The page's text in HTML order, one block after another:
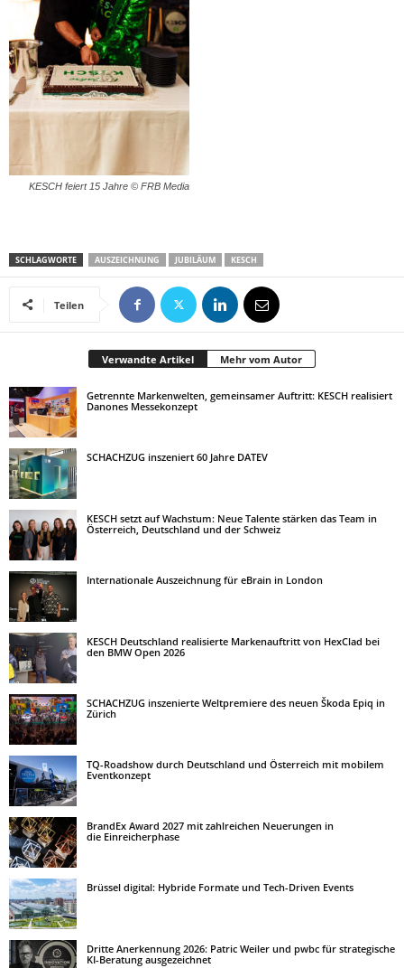
KESCH feiert 15 Jahre © FRB Media
SCHLAGWORTE AUSZEICHNUNG JUBILÄUM KESCH
Teilen
Verwandte Artikel Mehr vom Autor
Getrennte Markenwelten, gemeinsamer Auftritt: KESCH realisiert
Danones Messekonzept
SCHACHZUG inszeniert 60 Jahre DATEV
KESCH setzt auf Wachstum: Neue Talente stärken das Team in
Österreich, Deutschland und der Schweiz
Internationale Auszeichnung für eBrain in London
KESCH Deutschland realisierte Markenauftritt von HexClad bei
den BMW Open 2026
SCHACHZUG inszenierte Weltpremiere des neuen Škoda Epiq in
Zürich
TQ-Roadshow durch Deutschland und Österreich mit mobilem
Eventkonzept
BrandEx Award 2027 mit zahlreichen Neuerungen in
die Einreicherphase
Brüssel digital: Hybride Formate und Tech-Driven Events
Dritte Anerkennung 2026: Patric Weiler und pwbc für strategische
KI-Beratung ausgezeichnet